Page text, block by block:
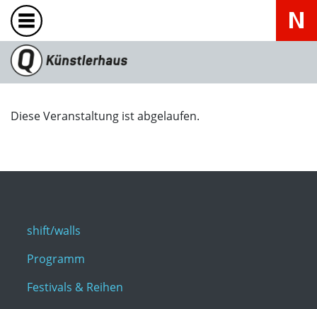
Diese Veranstaltung ist abgelaufen.
shift/walls
Programm
Festivals & Reihen